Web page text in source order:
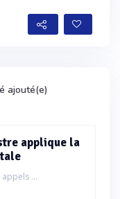
ajouté(e)
applique la
...